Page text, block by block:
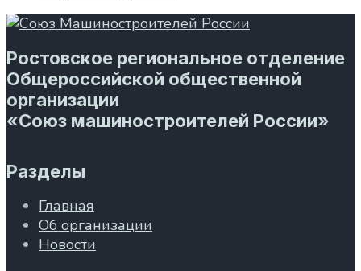
Ростовское региональное отделение
Общероссийской общественной
организации
«Союз машиностроителей России»
Разделы
Главная
Об организации
Новости